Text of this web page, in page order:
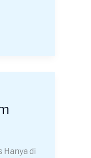
Hanya di